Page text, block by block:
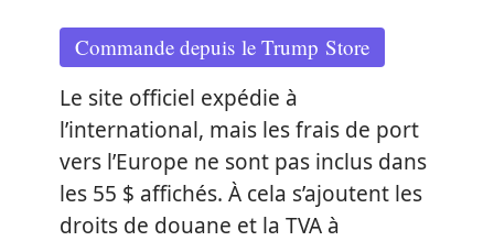
Commande depuis le Trump Store
Le site officiel expédie à
l’international, mais les frais de port
vers l’Europe ne sont pas inclus dans
les 55 $ affichés. À cela s’ajoutent les
droits de douane et la TVA à